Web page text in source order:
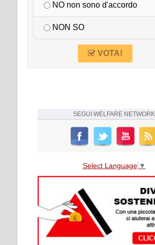
NO non sono d'accordo
NON SO
VOTA!
SEGUI WELFARE NETWORK
Select Language ▼